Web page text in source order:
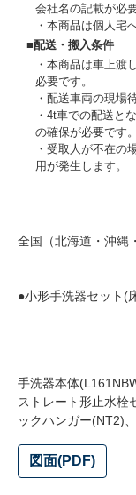
会社名の記載が必
本商品は個人宅
■配送・搬入条件
本商品は車上渡
必要です。
配送車両の現場
4t車での配送と
の確保が必要です。
受取人が不在の
用が発生します。
全国（北海道・沖縄
●小形手洗器セット(
手洗器本体
ストレート形止水栓
ックハンガー(NT2)
図面(PDF)